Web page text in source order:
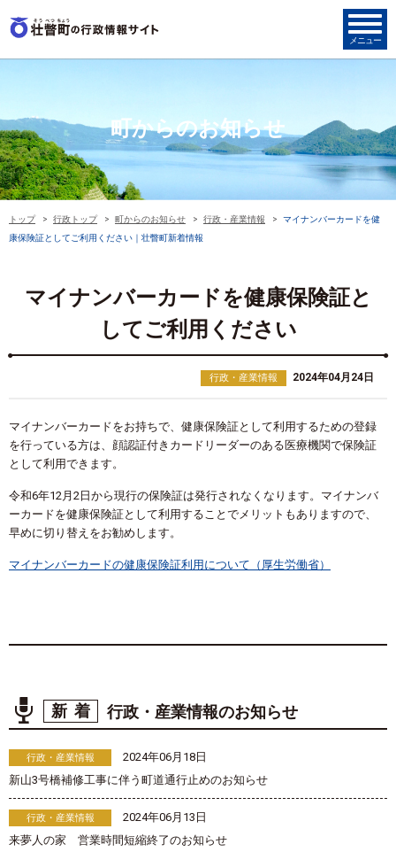
町からのお知らせ
トップ 行政トップ 町からのお知らせ 行政・産業情報
マイナンバーカードを健
康保険証としてご利用ください｜壮瞥町新着情報
マイナンバーカードを健康保険証と
してご利用ください
行政・産業情報 2024年04月24日
マイナンバーカードをお持ちで、健康保険証として利用するための登録
を行っている方は、顔認証付きカードリーダーのある医療機関で保険証
として利用できます。
令和6年12月2日から現行の保険証は発行されなくなります。マイナンバ
ーカードを健康保険証として利用することでメリットもありますので、
早めに切り替えをお勧めします。
マイナンバーカードの健康保険証利用について（厚生労働省）
新着 行政・産業情報のお知らせ
行政・産業情報
2024年06月18日
新山3号橋補修工事に伴う町道通行止めのお知らせ
行政・産業情報
2024年06月13日
来夢人の家 営業時間短縮終了のお知らせ